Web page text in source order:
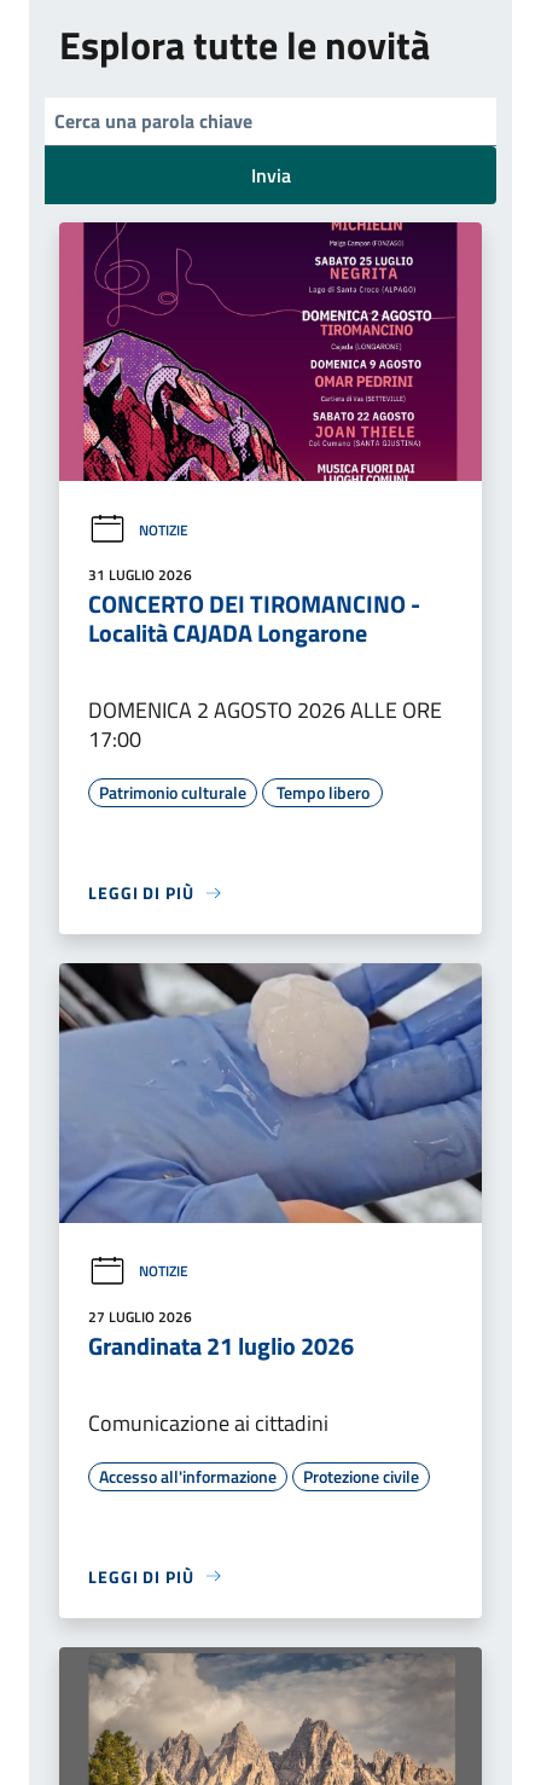
Esplora tutte le novità
Invia
NOTIZIE
31 LUGLIO 2026
CONCERTO DEI TIROMANCINO -
Località CAJADA Longarone
DOMENICA 2 AGOSTO 2026 ALLE ORE
17:00
Patrimonio culturale Tempo libero
LEGGI DI PIÙ
NOTIZIE
27 LUGLIO 2026
Grandinata 21 luglio 2026
Comunicazione ai cittadini
Accesso all'informazione Protezione civile
LEGGI DI PIÙ